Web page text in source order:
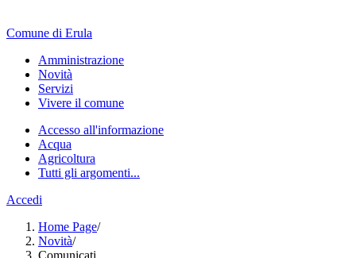
Comune di Erula
Amministrazione
Novità
Servizi
Vivere il comune
Accesso all'informazione
Acqua
Agricoltura
Tutti gli argomenti...
Accedi
Home Page/
Novità/
Comunicati